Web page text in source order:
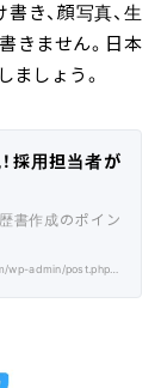
き、顔写真、生
きません。日本
しょう。
採用担当者が
書作成のポイン
／